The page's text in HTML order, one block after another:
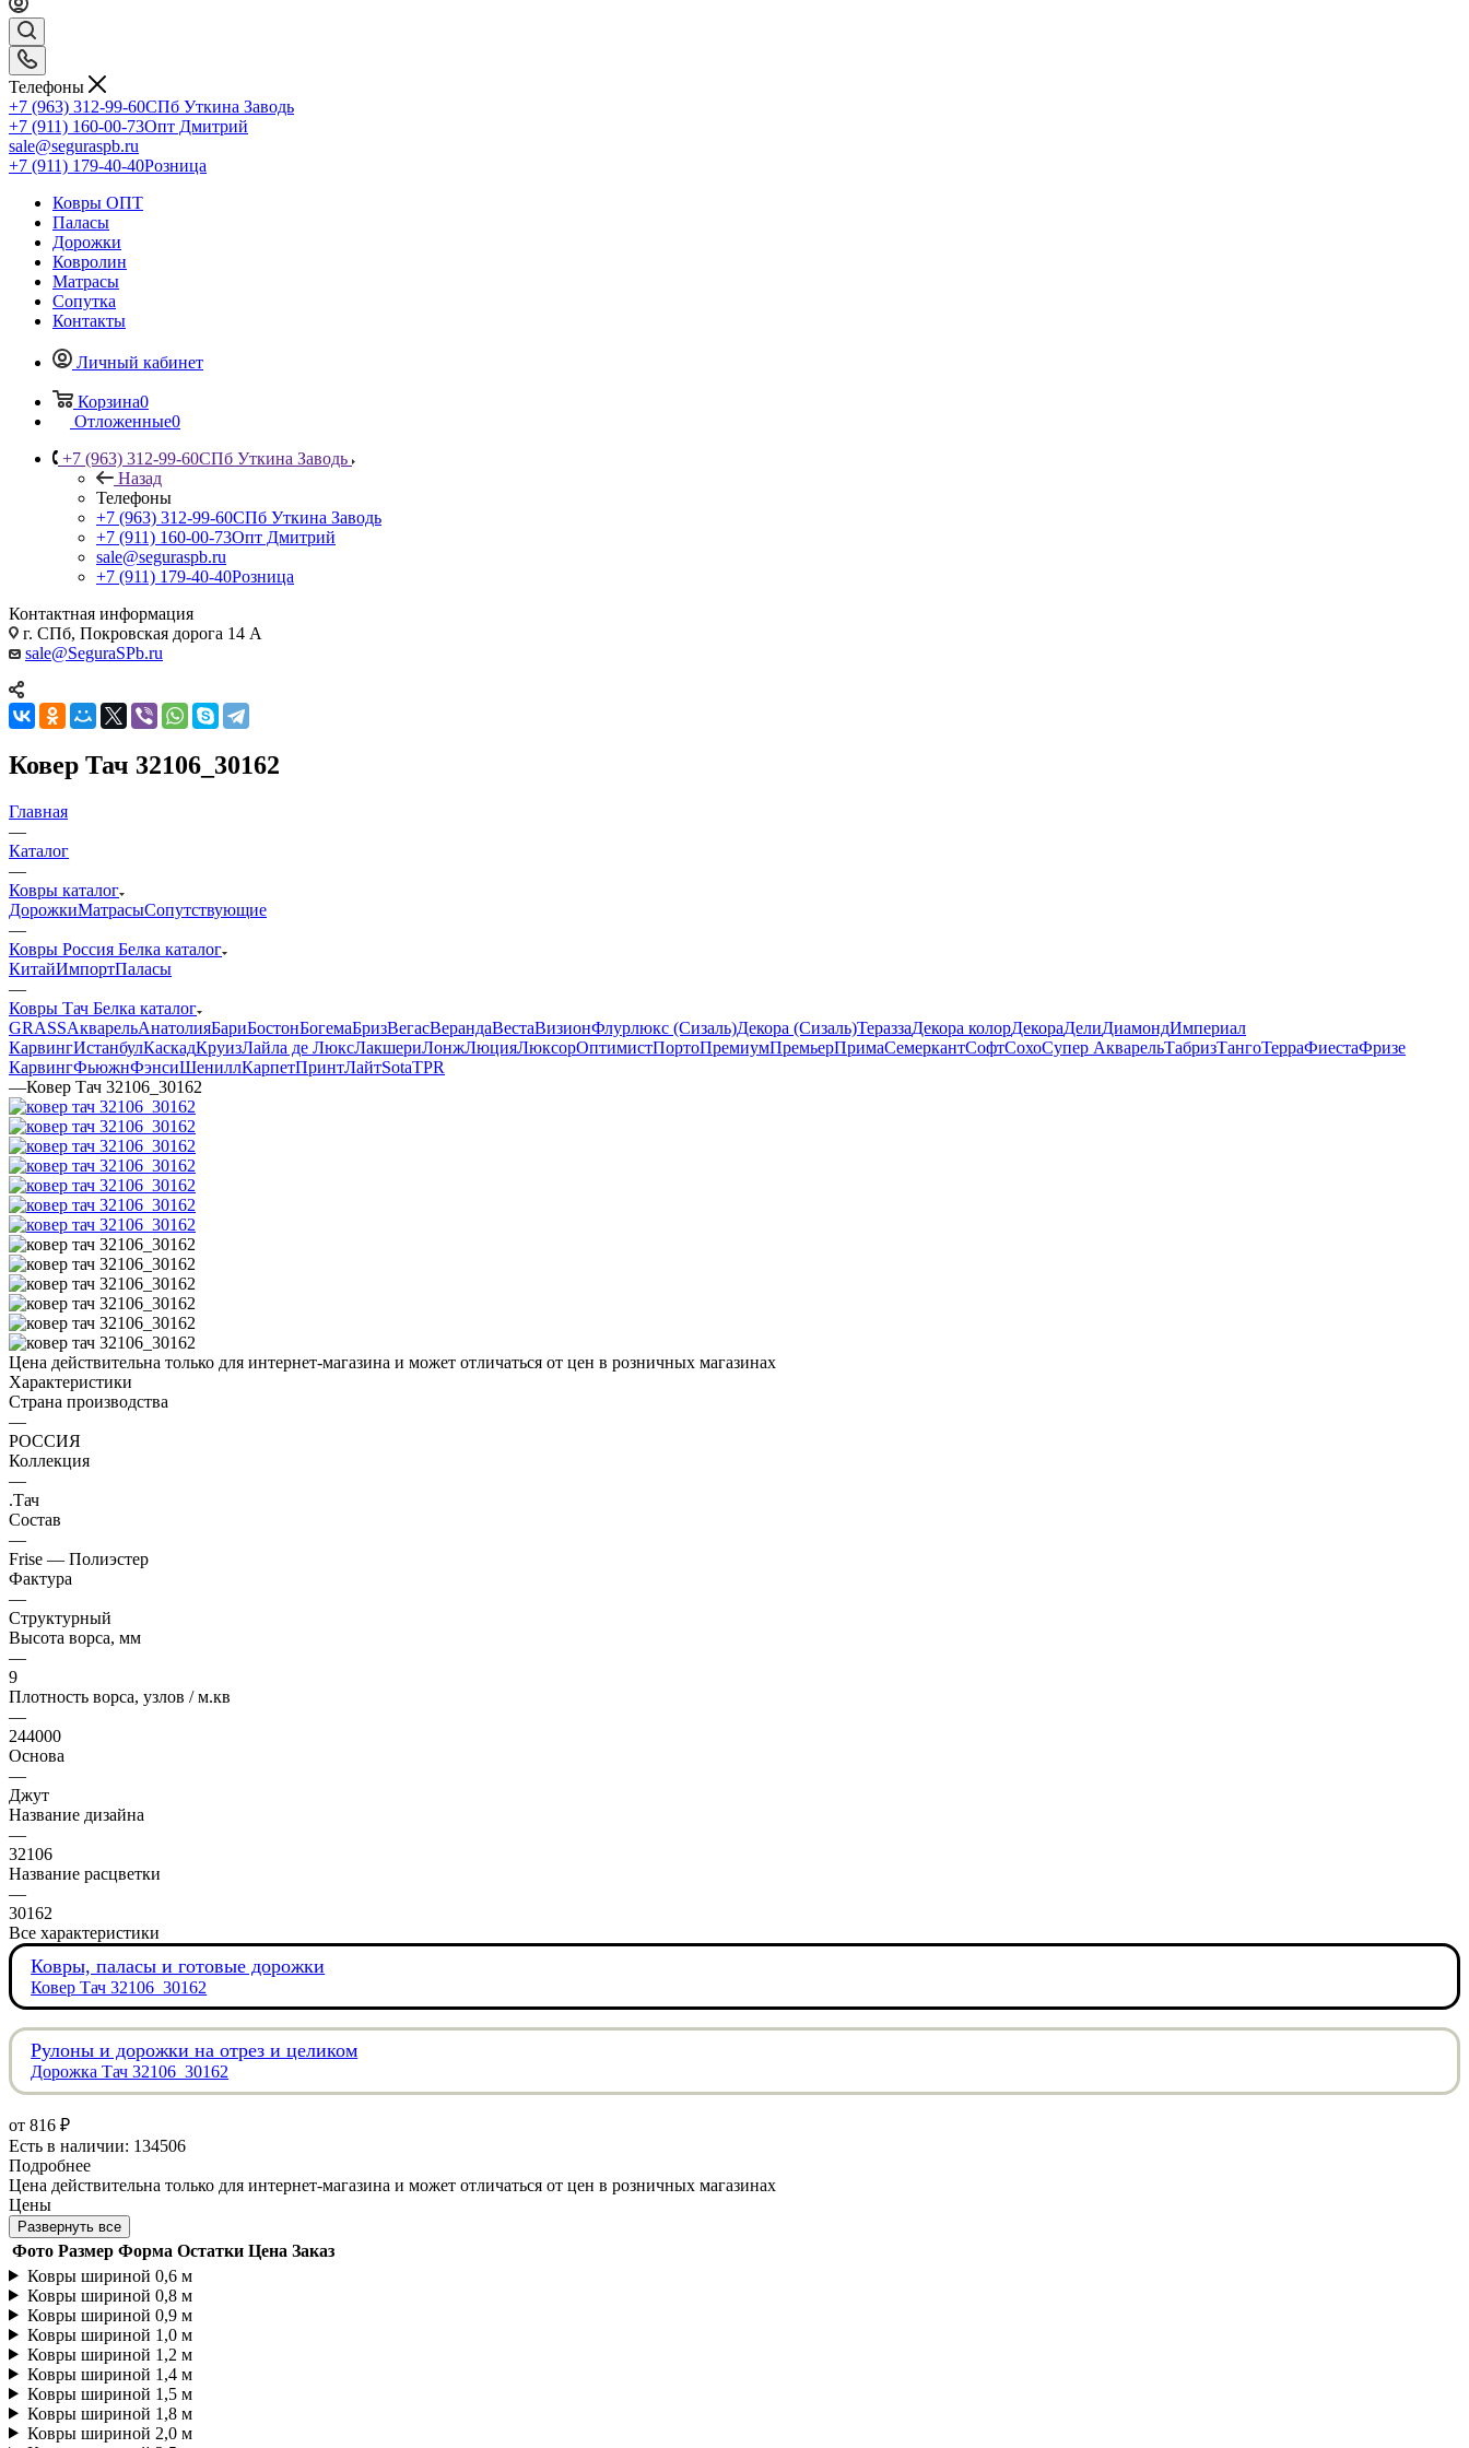
Телефоны
+7 (963) 312-99-60СПб Уткина Заводь
+7 (911) 160-00-73Опт Дмитрий
sale@seguraspb.ru
+7 (911) 179-40-40Розница
Ковры ОПТ
Паласы
Дорожки
Ковролин
Матрасы
Сопутка
Контакты
Личный кабинет
Корзина0
Отложенные0
+7 (963) 312-99-60СПб Уткина Заводь
Назад
Телефоны
+7 (963) 312-99-60СПб Уткина Заводь
+7 (911) 160-00-73Опт Дмитрий
sale@seguraspb.ru
+7 (911) 179-40-40Розница
Контактная информация
г. СПб, Покровская дорога 14 А
sale@SeguraSPb.ru
Ковер Тач 32106_30162
Главная
—
Каталог
—
Ковры каталог
ДорожкиМатрасыСопутствующие
—
Ковры Россия Белка каталог
КитайИмпортПаласы
—
Ковры Тач Белка каталог
GRASSАкварельАнатолияБариБостонБогемаБризВегасВерандаВестаВизионФлурлюкс (Сизаль)Декора (Сизаль)ТераззаДекора колорДекораДелиДиамондИмпериал
КарвингИстанбулКаскадКруизЛайла де ЛюксЛакшериЛонжЛюцияЛюксорОптимистПортоПремиумПремьерПримаСемеркантСофтСохоСупер АкварельТабризТангоТерраФиестаФризе
КарвингФьюжнФэнсиШениллКарпетПринтЛайтSotaTPR
—Ковер Тач 32106_30162
Цена действительна только для интернет-магазина и может отличаться от цен в розничных магазинах
Характеристики
Страна производства
—
РОССИЯ
Коллекция
—
.Тач
Состав
—
Frise — Полиэстер
Фактура
—
Структурный
Высота ворса, мм
—
9
Плотность ворса, узлов / м.кв
—
244000
Основа
—
Джут
Название дизайна
—
32106
Название расцветки
—
30162
Все характеристики
Ковры, паласы и готовые дорожки
Ковер Тач 32106_30162
Рулоны и дорожки на отрез и целиком
Дорожка Тач 32106_30162
от 816 ₽
Есть в наличии: 134506
Подробнее
Цена действительна только для интернет-магазина и может отличаться от цен в розничных магазинах
Цены
Развернуть все
Фото Размер Форма Остатки Цена Заказ
Ковры шириной 0,6 м
Ковры шириной 0,8 м
Ковры шириной 0,9 м
Ковры шириной 1,0 м
Ковры шириной 1,2 м
Ковры шириной 1,4 м
Ковры шириной 1,5 м
Ковры шириной 1,8 м
Ковры шириной 2,0 м